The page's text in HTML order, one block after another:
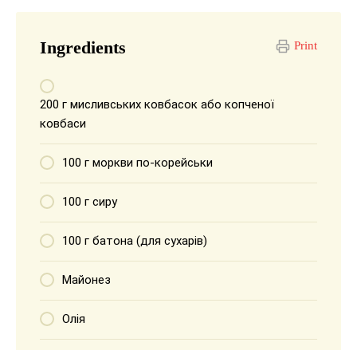
Print
Ingredients
200 г мисливських ковбасок або копченої
ковбаси
100 г моркви по-корейськи
100 г сиру
100 г батона (для сухарів)
Майонез
Олія